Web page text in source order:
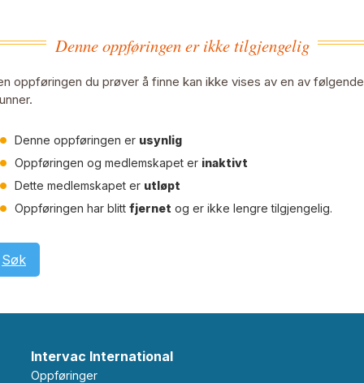
Denne oppføringen er ikke tilgjengelig
oppføringen du prøver å finne kan ikke vises av en av følgende
Denne oppføringen er usynlig
Oppføringen og medlemskapet er inaktivt
Dette medlemskapet er utløpt
Oppføringen har blitt fjernet og er ikke lengre tilgjengelig.
Søk
Intervac International
Oppføringer